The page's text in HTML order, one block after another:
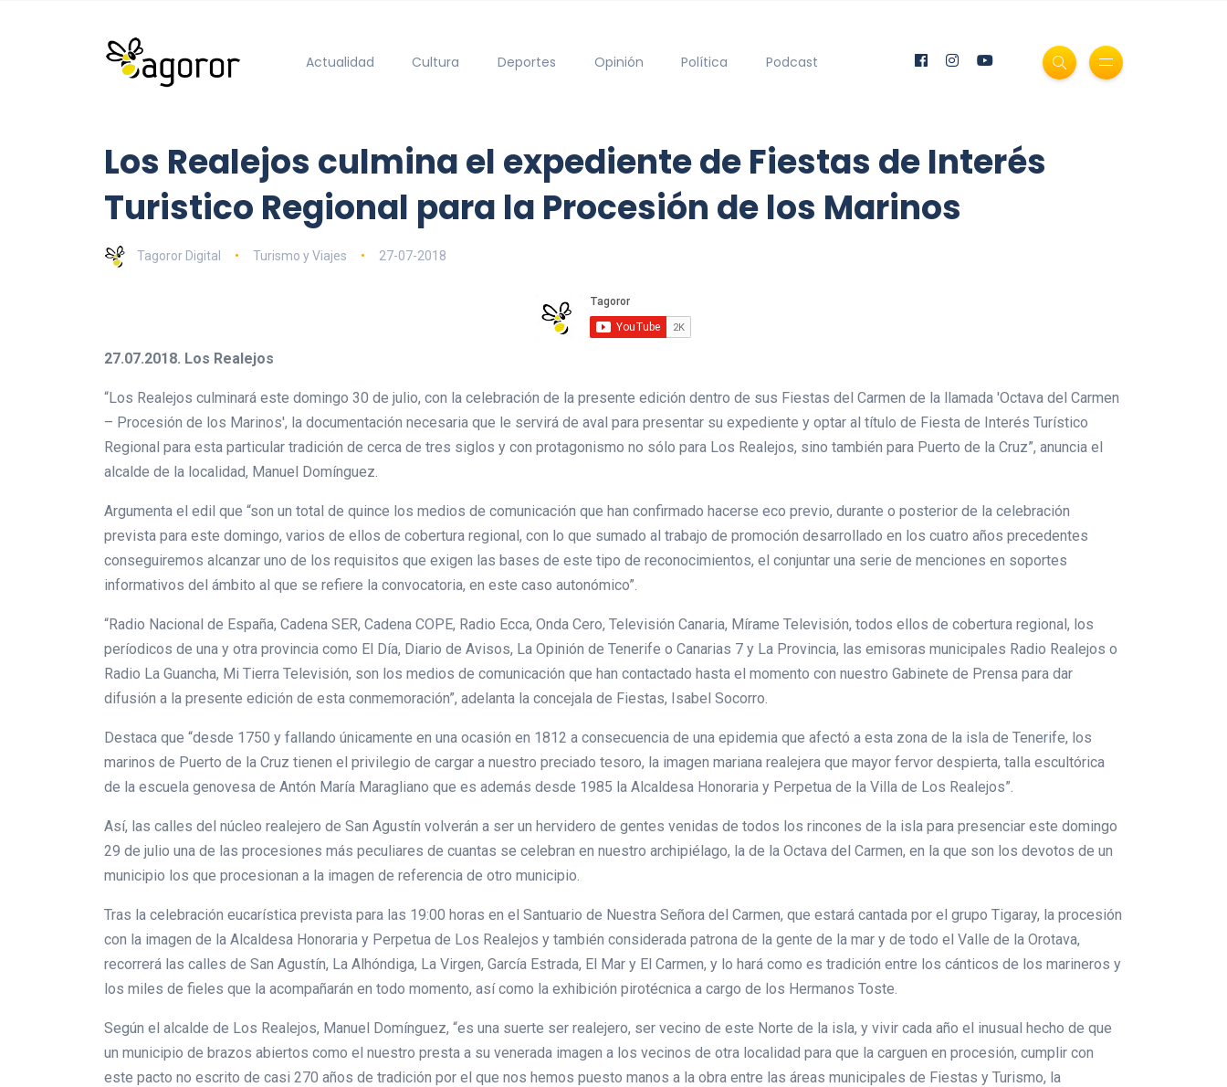
Actualidad Cultura Deportes Opinión Política Podcast
Los Realejos culmina el expediente de Fiestas de Interés
Turistico Regional para la Procesión de los Marinos
Tagoror Digital Turismo y Viajes 27-07-2018
27.07.2018. Los Realejos
“Los Realejos culminará este domingo 30 de julio, con la celebración de la presente edición dentro de sus Fiestas del Carmen de la llamada 'Octava del Carmen
– Procesión de los Marinos', la documentación necesaria que le servirá de aval para presentar su expediente y optar al título de Fiesta de Interés Turístico
Regional para esta particular tradición de cerca de tres siglos y con protagonismo no sólo para Los Realejos, sino también para Puerto de la Cruz”, anuncia el
alcalde de la localidad, Manuel Domínguez.
Argumenta el edil que “son un total de quince los medios de comunicación que han confirmado hacerse eco previo, durante o posterior de la celebración
prevista para este domingo, varios de ellos de cobertura regional, con lo que sumado al trabajo de promoción desarrollado en los cuatro años precedentes
conseguiremos alcanzar uno de los requisitos que exigen las bases de este tipo de reconocimientos, el conjuntar una serie de menciones en soportes
informativos del ámbito al que se refiere la convocatoria, en este caso autonómico”.
“Radio Nacional de España, Cadena SER, Cadena COPE, Radio Ecca, Onda Cero, Televisión Canaria, Mírame Televisión, todos ellos de cobertura regional, los
períodicos de una y otra provincia como El Día, Diario de Avisos, La Opinión de Tenerife o Canarias 7 y La Provincia, las emisoras municipales Radio Realejos o
Radio La Guancha, Mi Tierra Televisión, son los medios de comunicación que han contactado hasta el momento con nuestro Gabinete de Prensa para dar
difusión a la presente edición de esta conmemoración”, adelanta la concejala de Fiestas, Isabel Socorro.
Destaca que “desde 1750 y fallando únicamente en una ocasión en 1812 a consecuencia de una epidemia que afectó a esta zona de la isla de Tenerife, los
marinos de Puerto de la Cruz tienen el privilegio de cargar a nuestro preciado tesoro, la imagen mariana realejera que mayor fervor despierta, talla escultórica
de la escuela genovesa de Antón María Maragliano que es además desde 1985 la Alcaldesa Honoraria y Perpetua de la Villa de Los Realejos”.
Así, las calles del núcleo realejero de San Agustín volverán a ser un hervidero de gentes venidas de todos los rincones de la isla para presenciar este domingo
29 de julio una de las procesiones más peculiares de cuantas se celebran en nuestro archipiélago, la de la Octava del Carmen, en la que son los devotos de un
municipio los que procesionan a la imagen de referencia de otro municipio.
Tras la celebración eucarística prevista para las 19:00 horas en el Santuario de Nuestra Señora del Carmen, que estará cantada por el grupo Tigaray, la procesión
con la imagen de la Alcaldesa Honoraria y Perpetua de Los Realejos y también considerada patrona de la gente de la mar y de todo el Valle de la Orotava,
recorrerá las calles de San Agustín, La Alhóndiga, La Virgen, García Estrada, El Mar y El Carmen, y lo hará como es tradición entre los cánticos de los marineros y
los miles de fieles que la acompañarán en todo momento, así como la exhibición pirotécnica a cargo de los Hermanos Toste.
Según el alcalde de Los Realejos, Manuel Domínguez, “es una suerte ser realejero, ser vecino de este Norte de la isla, y vivir cada año el inusual hecho de que
un municipio de brazos abiertos como el nuestro presta a su venerada imagen a los vecinos de otra localidad para que la carguen en procesión, cumplir con
este pacto no escrito de casi 270 años de tradición por el que nos hemos puesto manos a la obra entre las áreas municipales de Fiestas y Turismo, la